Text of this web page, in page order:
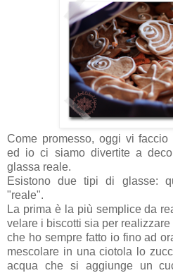
Come promesso, oggi vi
ed io ci siamo divertite a
glassa reale.
Esistono due tipi di glasse:
"reale".
La prima è la più semplice da
velare i biscotti sia per
che ho sempre fatto io fino ad
mescolare in una ciotola lo
acqua che si aggiunge un